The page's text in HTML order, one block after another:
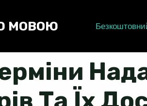
МОВОЮ